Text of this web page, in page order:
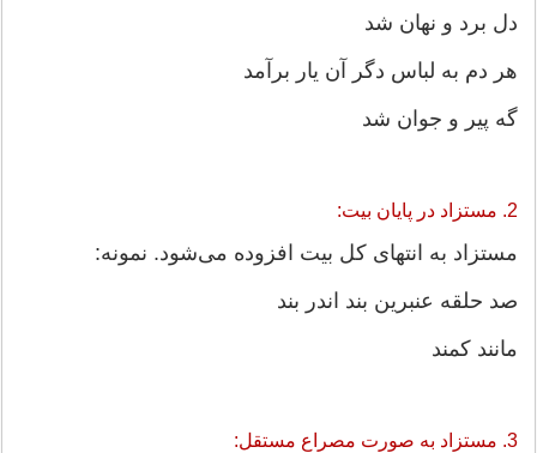
دل برد و نهان شد
هر دم به لباس دگر آن یار برآمد
گه پیر و جوان شد
2. مستزاد در پایان بیت:
مستزاد به انتهای کل بیت افزوده می‌شود. نمونه:
صد حلقه عنبرین بند اندر بند
مانند کمند
3. مستزاد به صورت مصراع مستقل: